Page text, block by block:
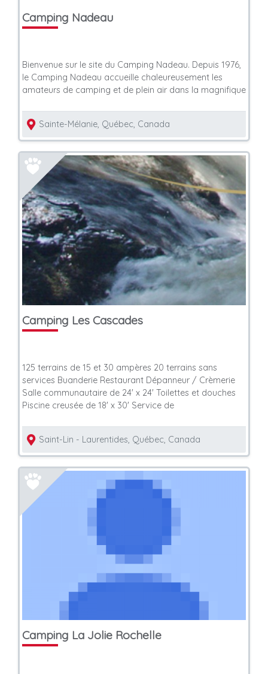
Camping Nadeau
Bienvenue sur le site du Camping Nadeau. Depuis 1976,
le Camping Nadeau accueille chaleureusement les
amateurs de camping et de plein air dans la magnifique
Sainte-Mélanie, Québec, Canada
Camping Les Cascades
125 terrains de 15 et 30 ampères 20 terrains sans
services Buanderie Restaurant Dépanneur / Crèmerie
Salle communautaire de 24' x 24' Toilettes et douches
Piscine creusée de 18' x 30' Service de
Saint-Lin - Laurentides, Québec, Canada
Camping La Jolie Rochelle